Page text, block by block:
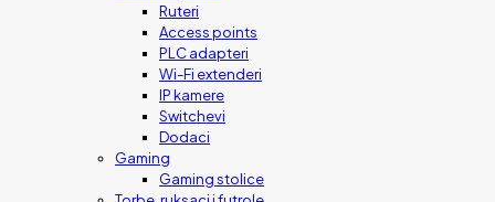
Ruteri
Access points
PLC adapteri
Wi-Fi extenderi
IP kamere
Switchevi
Dodaci
Gaming
Gaming stolice